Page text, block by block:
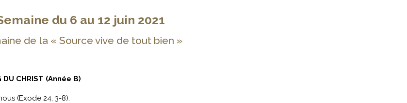
du 6 au 12 juin 2021
de la « Source vive de tout bien »
DU CHRIST (Année B)
(Exode 24, 3-8).